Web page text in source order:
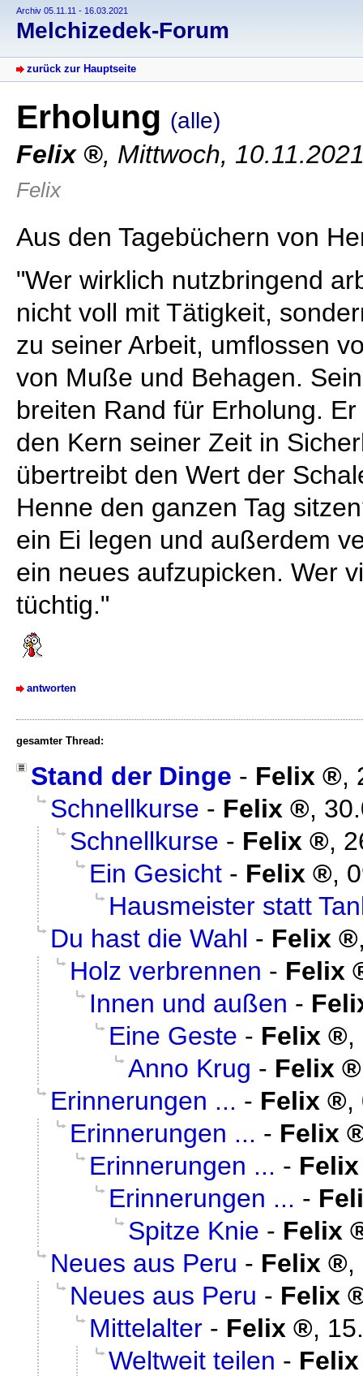
Archiv 05.11.11 - 16.03.2021
Melchizedek-Forum
zurück zur Hauptseite
Erholung (alle)
Felix , Mittwoch,
Felix
Aus den Tagebüchern von
"Wer wirklich nutzbringend
nicht voll mit Tätigkeit,
zu seiner Arbeit, umflossen
von Muße und Behagen.
breiten Rand für Erholung.
den Kern seiner Zeit in
übertreibt den Wert der
Henne den ganzen Tag
ein Ei legen und außerdem
ein neues aufzupicken. Wer
tüchtig."
antworten
gesamter Thread:
Stand der Dinge - Felix ,
Schnellkurse - Felix ,
Schnellkurse - Felix ,
Ein Gesicht - Felix ,
Hausmeister statt
Du hast die Wahl - Felix
Holz verbrennen - Felix
Innen und außen -
Eine Geste - Felix ,
Anno Krug - Felix
Erinnerungen ... - Felix ,
Erinnerungen ... - Felix
Erinnerungen ... - Felix
Erinnerungen ... -
Spitze Knie - Felix
Neues aus Peru - Felix ,
Neues aus Peru - Felix
Mittelalter - Felix ,
Weltweit teilen - Felix